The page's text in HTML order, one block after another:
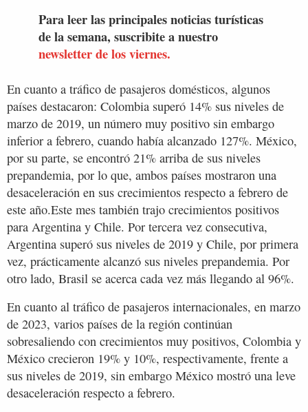
Para leer las principales noticias turísticas
de la semana, suscribite a nuestro
newsletter de los viernes.
En cuanto a tráfico de pasajeros domésticos, algunos
países destacaron: Colombia superó 14% sus niveles de
marzo de 2019, un número muy positivo sin embargo
inferior a febrero, cuando había alcanzado 127%. México,
por su parte, se encontró 21% arriba de sus niveles
prepandemia, por lo que, ambos países mostraron una
desaceleración en sus crecimientos respecto a febrero de
este año.Este mes también trajo crecimientos positivos
para Argentina y Chile. Por tercera vez consecutiva,
Argentina superó sus niveles de 2019 y Chile, por primera
vez, prácticamente alcanzó sus niveles prepandemia. Por
otro lado, Brasil se acerca cada vez más llegando al 96%.
En cuanto al tráfico de pasajeros internacionales, en marzo
de 2023, varios países de la región continúan
sobresaliendo con crecimientos muy positivos, Colombia y
México crecieron 19% y 10%, respectivamente, frente a
sus niveles de 2019, sin embargo México mostró una leve
desaceleración respecto a febrero.